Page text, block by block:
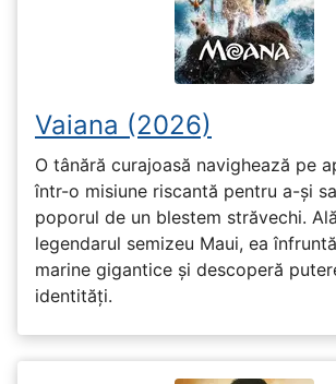
Vaiana (2026)
O tânără curajoasă navighează pe
într-o misiune riscantă pentru a-și
poporul de un blestem străvechi.
legendarul semizeu Maui, ea
marine gigantice și descoperă
identități.